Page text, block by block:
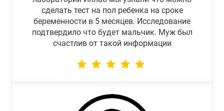
сделать тест на пол ребенка на сроке
беременности в 5 месяцев. Исследование
подтвердило что будет мальчик. Муж был
счастлив от такой информации